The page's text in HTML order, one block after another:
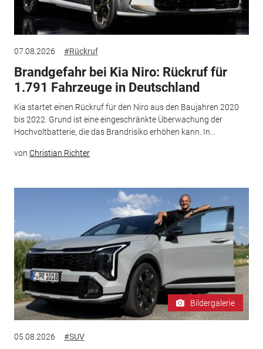
07.08.2026 #Rückruf
Brandgefahr bei Kia Niro: Rückruf für
1.791 Fahrzeuge in Deutschland
Kia startet einen Rückruf für den Niro aus den Baujahren 2020
bis 2022. Grund ist eine eingeschränkte Überwachung der
Hochvoltbatterie, die das Brandrisiko erhöhen kann. In...
von Christian Richter
Bildergalerie
05.08.2026 #SUV